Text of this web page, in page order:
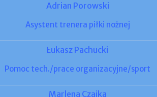
Adrian Porowski
Asystent trenera piłki nożnej
Łukasz Pachucki
Pomoc tech./prace organizacyjne/sport
Marlena Czajka